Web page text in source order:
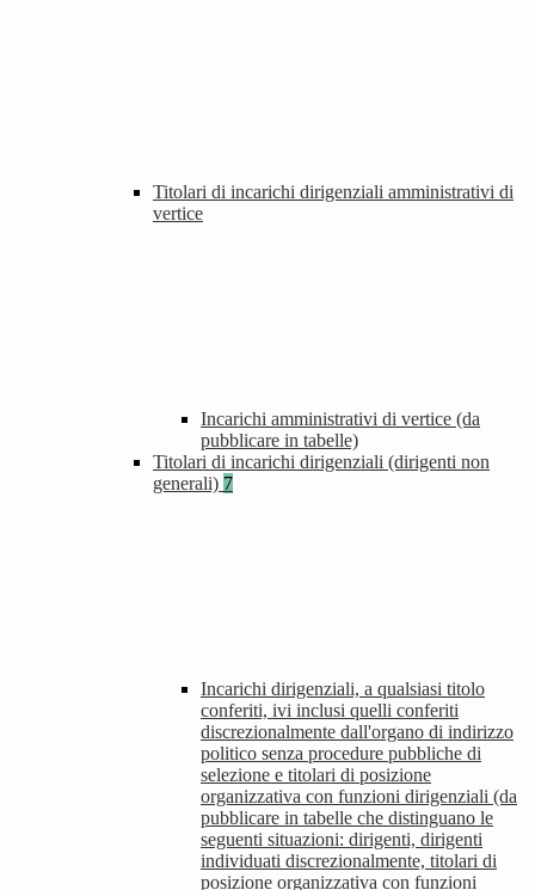
Titolari di incarichi dirigenziali amministrativi di
vertice
Incarichi amministrativi di vertice (da
pubblicare in tabelle)
Titolari di incarichi dirigenziali (dirigenti non
generali) 7
Incarichi dirigenziali, a qualsiasi titolo
conferiti, ivi inclusi quelli conferiti
discrezionalmente dall'organo di indirizzo
politico senza procedure pubbliche di
selezione e titolari di posizione
organizzativa con funzioni dirigenziali (da
pubblicare in tabelle che distinguano le
seguenti situazioni: dirigenti, dirigenti
individuati discrezionalmente, titolari di
posizione organizzativa con funzioni